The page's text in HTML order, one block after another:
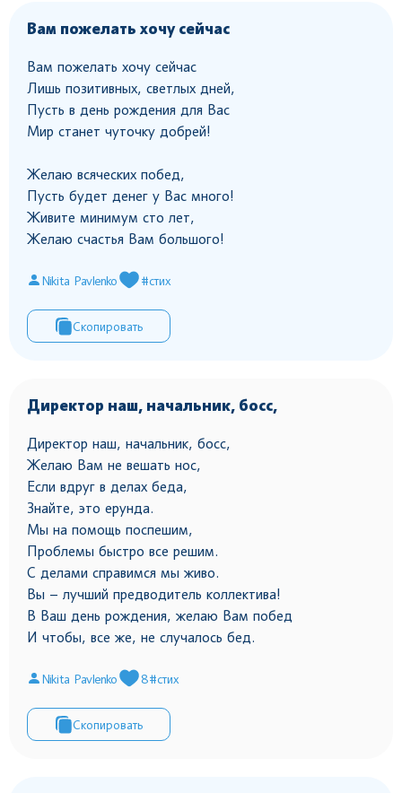
Вам пожелать хочу сейчас
Вам пожелать хочу сейчас
Лишь позитивных, светлых дней,
Пусть в день рождения для Вас
Мир станет чуточку добрей!
Желаю всяческих побед,
Пусть будет денег у Вас много!
Живите минимум сто лет,
Желаю счастья Вам большого!
Nikita Pavlenko #стих
Скопировать
Директор наш, начальник, босс,
Директор наш, начальник, босс,
Желаю Вам не вешать нос,
Если вдруг в делах беда,
Знайте, это ерунда.
Мы на помощь поспешим,
Проблемы быстро все решим.
С делами справимся мы живо.
Вы – лучший предводитель коллектива!
В Ваш день рождения, желаю Вам побед
И чтобы, все же, не случалось бед.
Nikita Pavlenko 8#стих
Скопировать